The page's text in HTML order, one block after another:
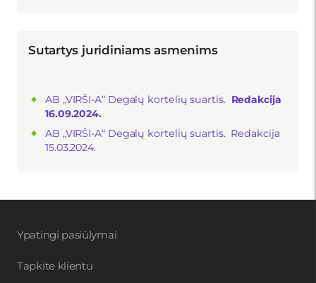
Sutartys juridiniams asmenims
AB „VIRŠI-A“ Degalų kortelių suartis. Redakcija
16.09.2024.
AB „VIRŠI-A“ Degalų kortelių suartis. Redakcija
15.03.2024.
Ypatingi pasiūlymai
Tapkite klientu